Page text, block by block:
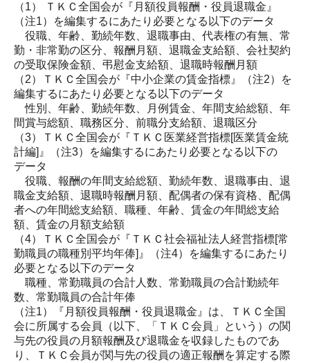
（1） ＴＫＣ全国会が『月額役員報酬・役員退職金』
（注1）
を編集するにあたり必要となる以下のデータ
役職、年齢、勤続年数、退職事由、代表権の有無、常
勤・非常勤の区分、報酬月額、退職金支給額、会社契約
の受取保険金額、弔慰金支給額、退職時報酬月額
（2）ＴＫＣ全国会が『中小企業の賃金指標』
（注2）
を
編集するにあたり必要となる以下のデータ
性別、年齢、勤続年数、月例賃金、年間支給総額、年
間賞与総額、職務区分、前職分支給額、退職区分
（3）ＴＫＣ全国会が『ＴＫＣ医業経営指標[医業賃金統
計編]』
（注3）
を編集するにあたり必要となる以下の
データ
役職、報酬の年間支給総額、勤続年数、退職事由、退
職金支給額、退職時報酬月額、配偶者の保有資格、配偶
者への年間総支給額、職種、年齢、賃金の年間総支給
額、賃金の月額支給額
（4）ＴＫＣ全国会が『ＴＫＣ社会福祉法人経営指標[常
勤職員の職種別平均年俸]』
（注4）
を編集するにあたり
必要となる以下のデータ
職種、常勤職員の合計人数、常勤職員の合計勤続年
数、常勤職員の合計年俸
（注1）
『月額役員報酬・役員退職金』は、ＴＫＣ全国
会に所属する会員（以下、「ＴＫＣ会員」という）の関
与先の役員の月額報酬及び退職金を収録したものであ
り、ＴＫＣ会員が関与先の役員の適正報酬を算定する際